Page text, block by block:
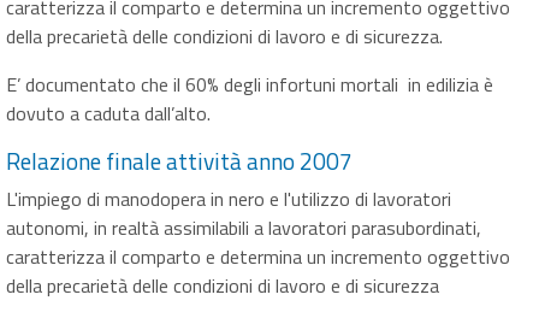
caratterizza il comparto e determina un incremento oggettivo
della precarietà delle condizioni di lavoro e di sicurezza.
E’ documentato che il 60% degli infortuni mortali in edilizia è
dovuto a caduta dall’alto.
Relazione finale attività anno 2007
L'impiego di manodopera in nero e l'utilizzo di lavoratori
autonomi, in realtà assimilabili a lavoratori parasubordinati,
caratterizza il comparto e determina un incremento oggettivo
della precarietà delle condizioni di lavoro e di sicurezza